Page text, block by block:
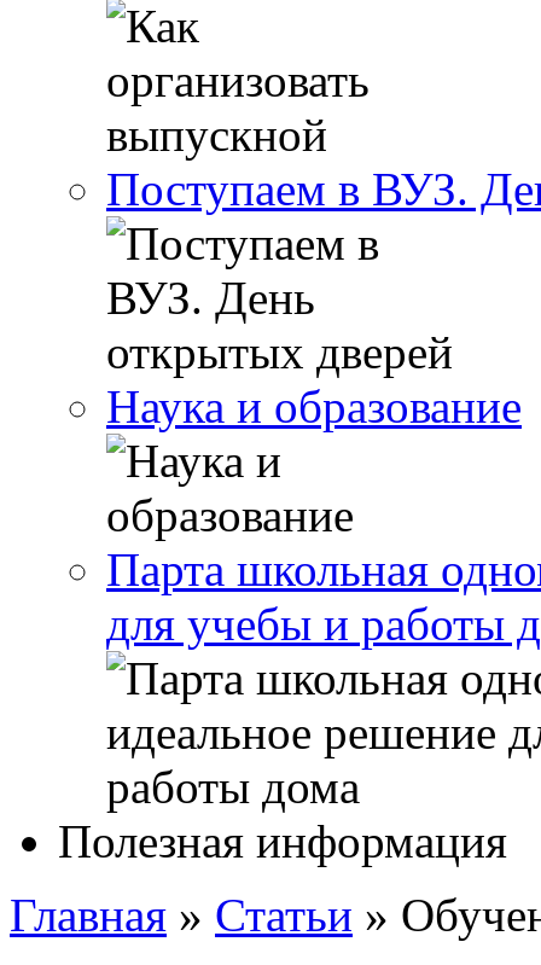
Поступаем в ВУЗ.
Наука и образование
Парта школьная
для учебы и работы
Полезная информация
Главная » Статьи »